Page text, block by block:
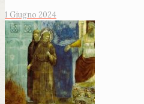
1 Giugno 2024